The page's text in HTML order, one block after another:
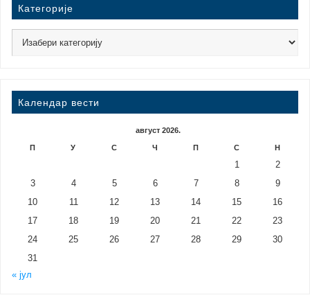
Категорије
Календар вести
август 2026.
П У С Ч П С Н
1
2
3
4 5 6 7 8
9
10
11 12 13 14 15
16
17
18 19 20 21 22
23
24
25 26 27 28 29
30
31
« јул